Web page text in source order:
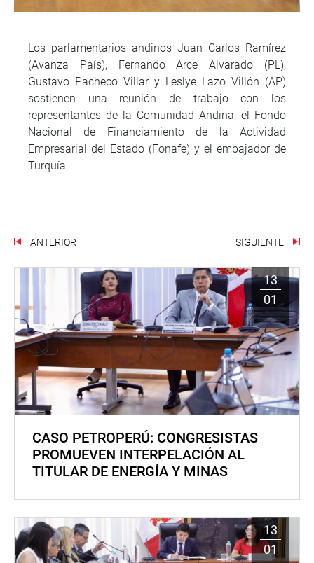
Los parlamentarios andinos Juan Carlos Ramírez
(Avanza País), Fernando Arce Alvarado (PL),
Gustavo Pacheco Villar y Leslye Lazo Villón (AP)
sostienen una reunión de trabajo con los
representantes de la Comunidad Andina, el Fondo
Nacional de Financiamiento de la Actividad
Empresarial del Estado (Fonafe) y el embajador de
Turquía.
ANTERIOR SIGUIENTE
13
01
CASO PETROPERÚ: CONGRESISTAS
PROMUEVEN INTERPELACIÓN AL
TITULAR DE ENERGÍA Y MINAS
13
01